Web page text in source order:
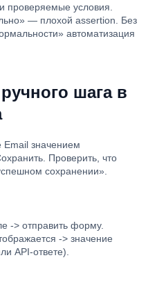
проверяемые условия.
— плохой assertion. Без
автоматизация
шага в
Email значением
Проверить, что
сохранении».
-> отправить форму.
-> значение
API-ответе).